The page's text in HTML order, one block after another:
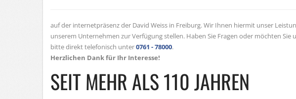
auf der internetpräsenz der David Weiss in Freiburg. Wir Ihnen hiermit unser
unserem Unternehmen zur Verfügung stellen. Haben Sie Fragen oder möchten Sie
bitte direkt telefonisch unter0761 - 78000.
Herzlichen Dank für Ihr Interesse!
SEIT MEHR ALS 110 JAHREN